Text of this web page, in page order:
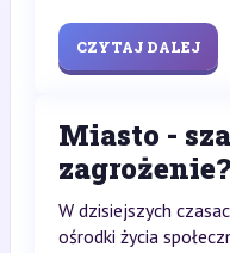
CZYTAJ DALEJ
Miasto -
zagrożenie?
W dzisiejszych
ośrodki życia